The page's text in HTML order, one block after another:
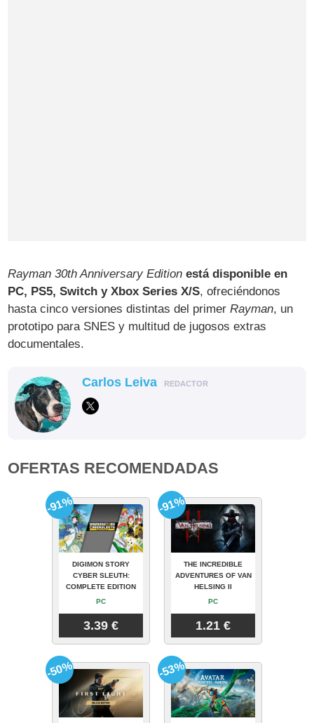
Rayman 30th Anniversary Edition está disponible en
PC, PS5, Switch y Xbox Series X/S, ofreciéndonos
hasta cinco versiones distintas del primerRayman, un
prototipo para SNES y multitud de jugosos extras
documentales.
Carlos Leiva REDACTOR
OFERTAS RECOMENDADAS
DIGIMON STORY
CYBER SLEUTH:
COMPLETE EDITION
PC
3.39 €
-91%
THE INCREDIBLE
ADVENTURES OF VAN
HELSING II
PC
1.21 €
-91%
-50% -53%